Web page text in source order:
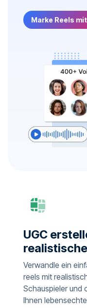
Marke Reels
UGC
Verwandle ein
reels mit
Schauspieler und
Ihnen